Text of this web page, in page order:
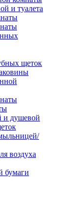
и туалета
щеток
и душевой
воздуха
бумаги